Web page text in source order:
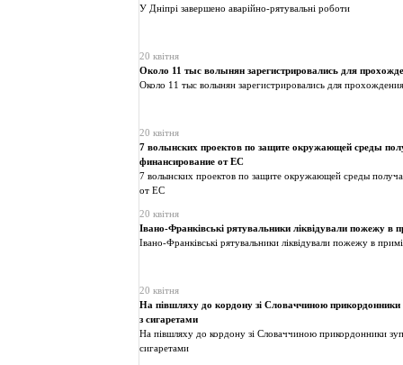
У Дніпрі завершено аварійно-рятувальні роботи
20 квітня
Около 11 тыс волынян зарегистрировались для
Около 11 тыс волынян зарегистрировались для
20 квітня
7 волынских проектов по защите окружающей среды
финансирование от ЕС
7 волынских проектов по защите окружающей среды
от ЕС
20 квітня
Івано-Франківські рятувальники ліквідували пожежу в
Івано-Франківські рятувальники ліквідували пожежу в
20 квітня
На півшляху до кордону зі Словаччиною прикордонники
з сигаретами
На півшляху до кордону зі Словаччиною прикордонники
сигаретами